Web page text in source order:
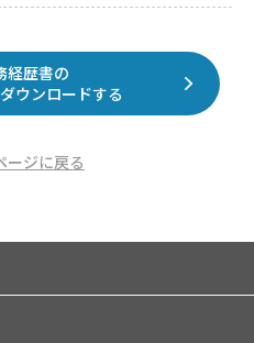
経歴書の
ウンロードする
ージに戻る